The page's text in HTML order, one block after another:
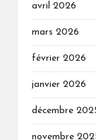
avril 2026
mars 2026
février 2026
janvier 2026
décembre
novembre